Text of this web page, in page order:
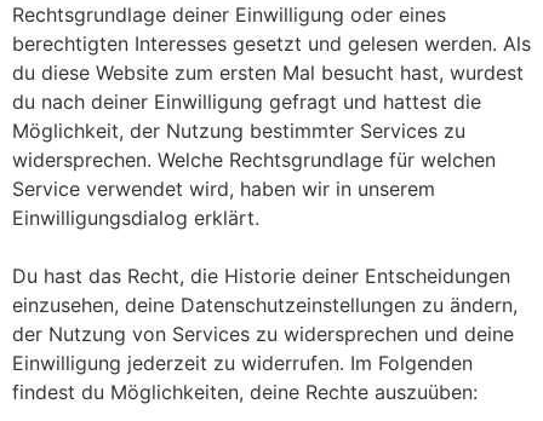
Rechtsgrundlage deiner Einwilligung oder eines
berechtigten Interesses gesetzt und gelesen werden. Als
du diese Website zum ersten Mal besucht hast, wurdest
du nach deiner Einwilligung gefragt und hattest die
Möglichkeit, der Nutzung bestimmter Services zu
widersprechen. Welche Rechtsgrundlage für welchen
Service verwendet wird, haben wir in unserem
Einwilligungsdialog erklärt.
Du hast das Recht, die Historie deiner Entscheidungen
einzusehen, deine Datenschutzeinstellungen zu ändern,
der Nutzung von Services zu widersprechen und deine
Einwilligung jederzeit zu widerrufen. Im Folgenden
findest du Möglichkeiten, deine Rechte auszuüben: